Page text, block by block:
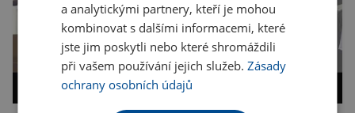
a analytickými partnery, kteří je mohou
kombinovat s dalšími informacemi, které
jste jim poskytli nebo které shromáždili
při vašem používání jejich služeb.Zásady
ochrany osobních údajů